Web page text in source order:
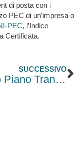
di posta con i
PEC di un’impresa o
PEC, l’Indice
Certificata.
SUCCESSIVO
Nuovo Piano Transizione 5.0 – Iperammortamento